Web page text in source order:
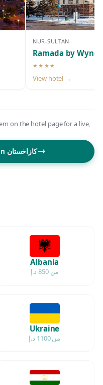
NUR-SULTAN
Ramada by
★★★★
4-star hotel
View hotel →
on the hotel page for a live,
Browse 157 hotels in كازاخستان
Albania
من 850 د.إ
Ukraine
من 1100 د.إ